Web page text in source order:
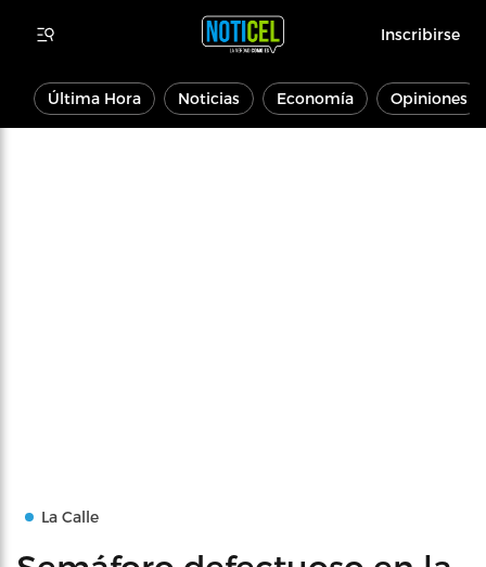
Inscribirse
Última Hora Noticias Economía Opiniones
La Calle